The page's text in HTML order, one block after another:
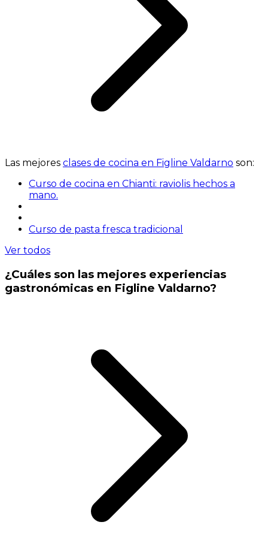
Las mejores clases de cocina en Figline Valdarno son:
Curso de cocina en Chianti: raviolis hechos a
mano.
Curso de pasta fresca tradicional
Ver todos
¿Cuáles son las mejores experiencias
gastronómicas en Figline Valdarno?